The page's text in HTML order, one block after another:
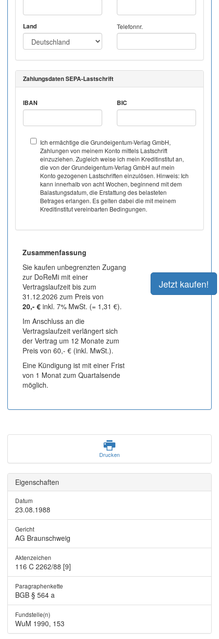
Land Telefonnr.
Zahlungsdaten SEPA-Lastschrift
IBAN BIC
Ich ermächtige die Grundeigentum-Verlag GmbH,
Zahlungen von meinem Konto mittels Lastschrift
einzuziehen. Zugleich weise ich mein Kreditinstitut an,
die von der Grundeigentum-Verlag GmbH auf mein
Konto gezogenen Lastschriften einzulösen. Hinweis: Ich
kann innerhalb von acht Wochen, beginnend mit dem
Balastungsdatum, die Erstattung des belasteten
Betrages erlangen. Es gelten dabei die mit meinem
Kreditinstitut vereinbarten Bedingungen.
Zusammenfassung
Sie kaufen unbegrenzten Zugang
zur DoReMi mit einer
Vertragslaufzeit bis zum
31.12.2026 zum Preis von
20,- € inkl. 7% MwSt. (= 1,31 €).
Im Anschluss an die
Vertragslaufzeit verlängert sich
der Vertrag um 12 Monate zum
Preis von 60,- € (inkl. MwSt.).
Eine Kündigung ist mit einer Frist
von 1 Monat zum Quartalsende
möglich.
Drucken
Eigenschaften
Datum
23.08.1988
Gericht
AG Braunschweig
Aktenzeichen
116 C 2262/88 [9]
Paragraphenkette
BGB § 564 a
Fundstelle(n)
WuM 1990, 153